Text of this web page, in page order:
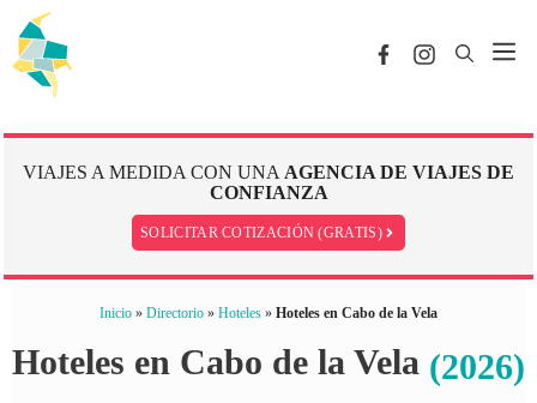
contenido
VIAJES A MEDIDA CON UNA AGENCIA DE VIAJES DE
CONFIANZA
SOLICITAR COTIZACIÓN (GRATIS)
Inicio » Directorio » Hoteles » Hoteles en Cabo de la Vela
Hoteles en Cabo de la Vela (2026)